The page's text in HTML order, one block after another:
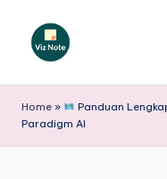
iz
N
Home »
Panduan
Paradigm AI